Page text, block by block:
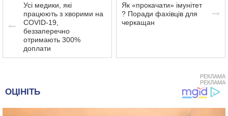
Усі медики, які
працюють з хворими на
COVID-19,
беззаперечно
отримають 300%
доплати
Як «прокачати» імунітет
? Поради фахівців для
черкащан
РЕКЛАМА
РЕКЛАМА